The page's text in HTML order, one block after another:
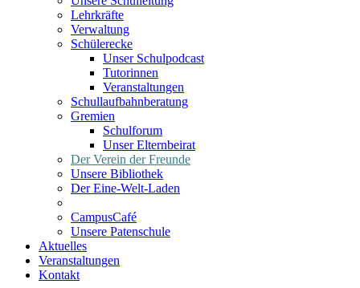
Lehrkräfte
Verwaltung
Schülerecke
Unser Schulpodcast
Tutorinnen
Veranstaltungen
Schullaufbahnberatung
Gremien
Schulforum
Unser Elternbeirat
Der Verein der Freunde
Unsere Bibliothek
Der Eine-Welt-Laden
CampusCafé
Unsere Patenschule
Aktuelles
Veranstaltungen
Kontakt